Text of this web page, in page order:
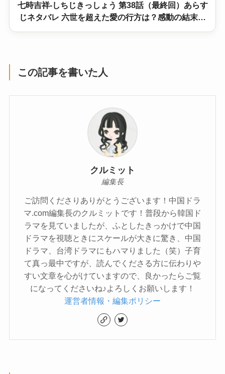
七時吉祥-しちじきっしょう 第38話（最終回）あらす
じネタバレ 六世を超えた愛の行方は？感動の結末を
この記事を書いた人
クルミット
編集長
ご訪問くださりありがとうございます！中国ドラ
マ.com編集長のクルミットです！普段から韓国ド
ラマを見ていましたが、ふとしたきっかけで中国
ドラマを視聴ときにスケールが大きに驚き、中国
ドラマ、台湾ドラマにもハマりました（笑）子育
て真っ最中ですが、読んでくださる方に伝わりや
すい文章を心がけていますので、良かったらご覧
になってくださいね♪よろしくお願いします！
運営者情報・編集ポリシー